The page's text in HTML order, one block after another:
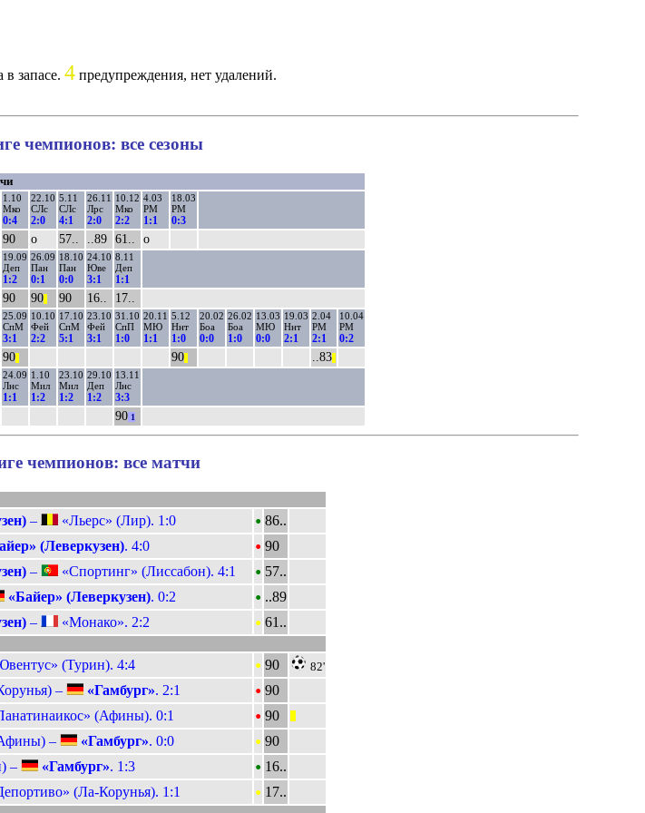
в запасе. 4предупреждения, нет удалений.
чемпионов: все сезоны
1.10
Мко
0:4
22.10
СЛс
2:0
5.11
СЛс
4:1
26.11
Лрс
2:0
10.12
Мко
2:2
4.03
РМ
1:1
18.03
РМ
0:3
90 о 57.. ..89 61.. о
19.09
Деп
1:2
26.09
Пан
0:1
18.10
Пан
0:0
24.10
Юве
3:1
8.11
Деп
1:1
90 90|| 90 16.. 17..
25.09
СпМ
3:1
10.10
Фей
2:2
17.10
СпМ
5:1
23.10
Фей
3:1
31.10
СпП
1:0
20.11
МЮ
1:1
5.12
Ннт
1:0
20.02
Боа
0:0
26.02
Боа
1:0
13.03
МЮ
0:0
19.03
Ннт
2:1
2.04
РМ
2:1
10.04
РМ
0:2
90|| 90|| ..83||
24.09
Лнс
1:1
1.10
Мил
1:2
23.10
Мил
1:2
29.10
Деп
1:2
13.11
Лнс
3:3
901
чемпионов: все матчи
– «Льерс» (Лир). 1:0 • 86..
(Леверкузен). 4:0 • 90
– «Спортинг» (Лиссабон). 4:1 • 57..
«Байер» (Леверкузен). 0:2 • ..89
– «Монако». 2:2 • 61..
(Турин). 4:4 • 90 82'
– «Гамбург». 2:1 • 90
(Афины). 0:1 • 90
– «Гамбург». 0:0 • 90
– «Гамбург». 1:3 • 16..
(Ла-Корунья). 1:1 • 17..